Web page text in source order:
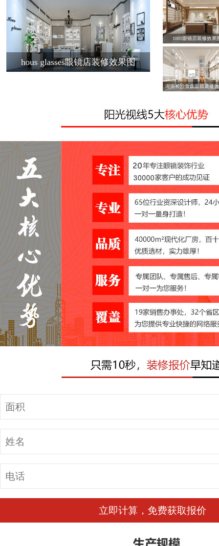
hous glasses眼镜店装修效果图
1001眼镜店装修效果
湖南长沙青森眼镜装修